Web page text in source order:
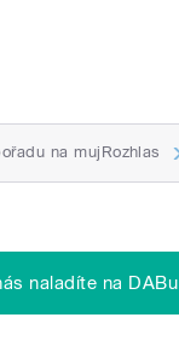
na mujRozhlas
naladíte na DABu